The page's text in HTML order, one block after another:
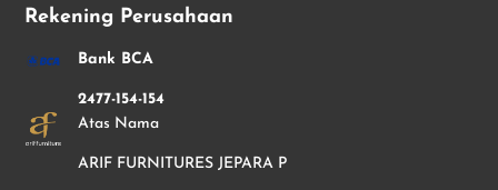
Rekening Perusahaan
Bank BCA
2477-154-154
Atas Nama
ARIF FURNITURES JEPARA P